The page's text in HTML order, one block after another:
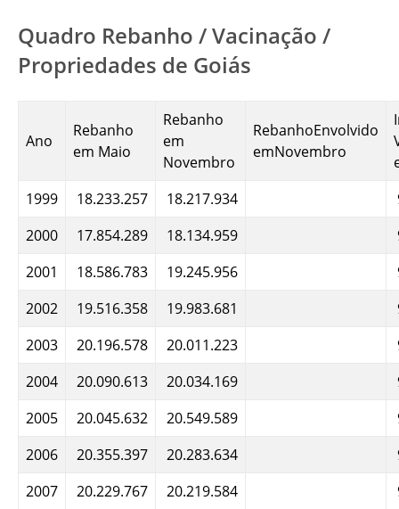
Quadro Rebanho / Vacinação /
Propriedades de Goiás
Ano
Rebanho
em Maio
Rebanho
em
Novembro
RebanhoEnvolvido
emNovembro
1999
18.233.257 18.217.934
2000
17.854.289 18.134.959
2001
18.586.783 19.245.956
2002
19.516.358 19.983.681
2003
20.196.578 20.011.223
2004
20.090.613 20.034.169
2005
20.045.632 20.549.589
2006
20.355.397 20.283.634
2007
20.229.767 20.219.584